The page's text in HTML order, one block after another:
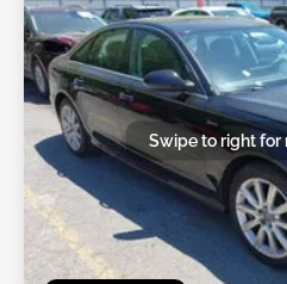
Swipe to right for